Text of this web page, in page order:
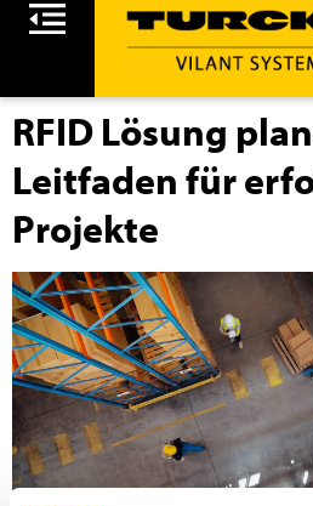
RFID Lösung
Leitfaden für
Projekte